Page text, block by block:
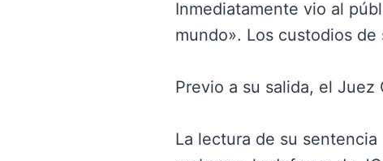
Inmediatamente vio al
mundo». Los custodios
Previo a su salida, el
La lectura de su